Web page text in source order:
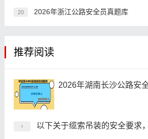
20 2026年浙江公路安全员真题库
推荐阅读
2026年湖南长沙公路安
以下关于缆索吊装的安全要求